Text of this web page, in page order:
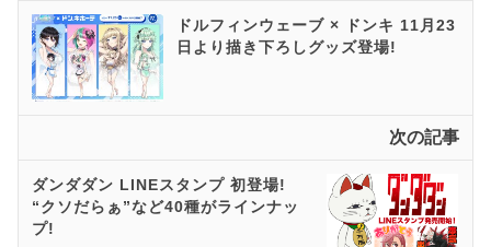
ドルフィンウェーブ × ドンキ 11月23
日より描き下ろしグッズ登場!
次の記事
ダンダダン LINEスタンプ 初登場!
“クソだらぁ”など40種がラインナッ
プ!